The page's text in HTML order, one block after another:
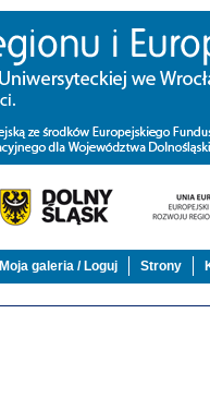
Moja galeria / Loguj Strony